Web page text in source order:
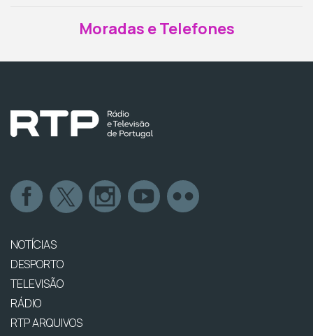
Moradas e Telefones
NOTÍCIAS
DESPORTO
TELEVISÃO
RÁDIO
RTP ARQUIVOS